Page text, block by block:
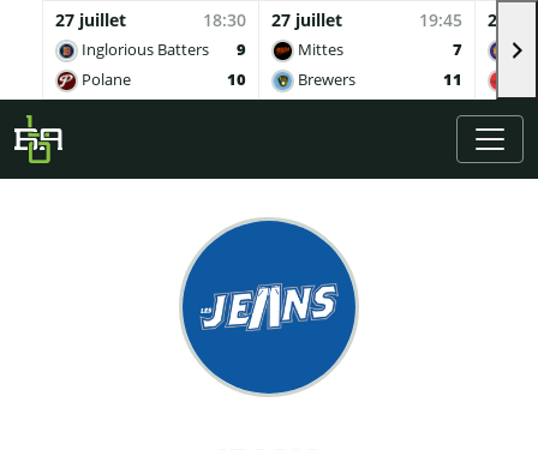
27 juillet 18:30
Inglorious Batters
9
Polane
10
27 juillet 19:45
Mittes
7
Brewers
11
27
Skip to main content